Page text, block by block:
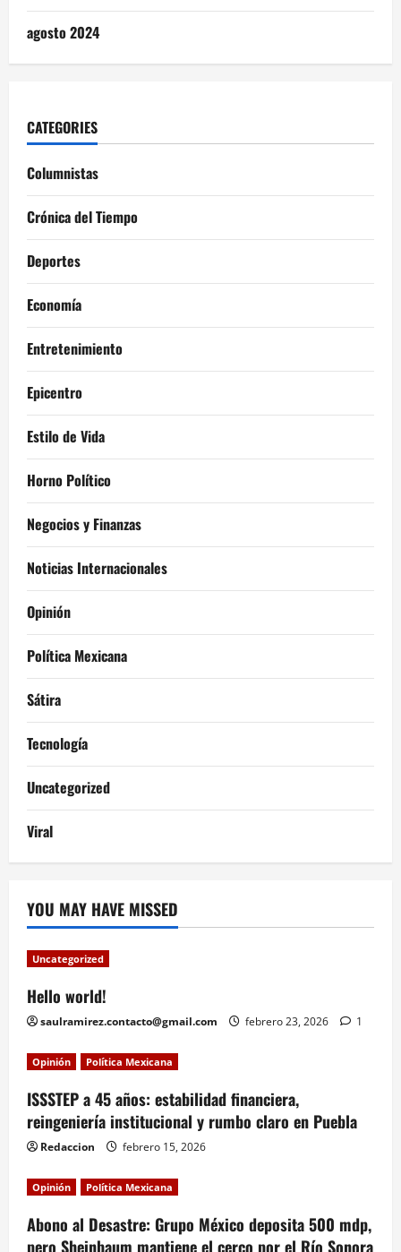
agosto 2024
CATEGORIES
Columnistas
Crónica del Tiempo
Deportes
Economía
Entretenimiento
Epicentro
Estilo de Vida
Horno Político
Negocios y Finanzas
Noticias Internacionales
Opinión
Política Mexicana
Sátira
Tecnología
Uncategorized
Viral
YOU MAY HAVE MISSED
Uncategorized
Hello world!
saulramirez.contacto@gmail.com febrero 23, 2026 1
Opinión Política Mexicana
ISSSTEP a 45 años: estabilidad financiera,
reingeniería institucional y rumbo claro en Puebla
Redaccion febrero 15, 2026
Opinión Política Mexicana
Abono al Desastre: Grupo México deposita 500 mdp,
pero Sheinbaum mantiene el cerco por el Río Sonora